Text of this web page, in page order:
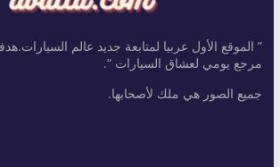
” الموقع الأول عربيا لمتابعة جديد عالم
مرجع يومي لعشاق السيارات “.
جميع الصور هي ملك لأصحابها.